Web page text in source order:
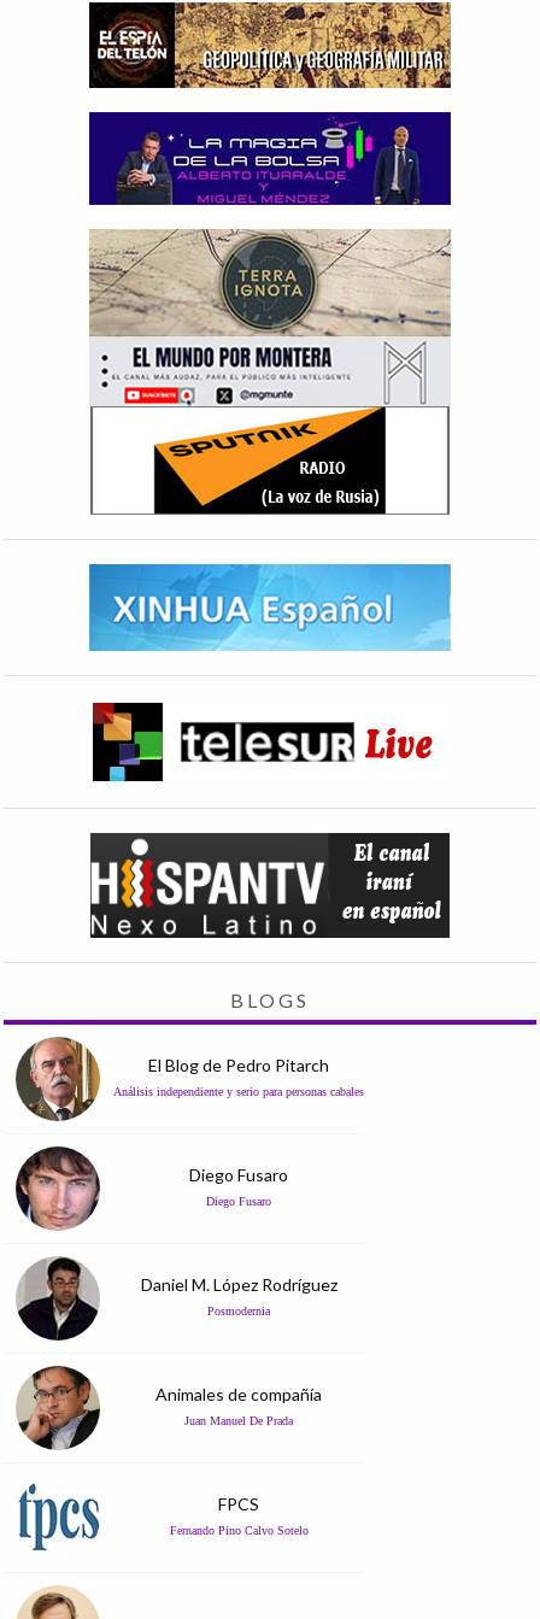
BLOGS
El Blog de Pedro Pitarch
Análisis independiente y serio para personas cabales
Diego Fusaro
Diego Fusaro
Daniel M. López Rodríguez
Posmodernia
Animales de compañía
Juan Manuel De Prada
FPCS
Fernando Pino Calvo Sotelo